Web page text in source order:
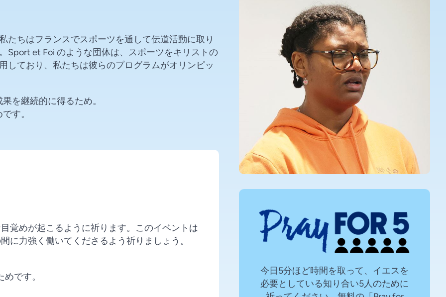
たちはフランスでスポーツを通して伝道活動に取り
Sport et Foi のような団体は、スポーツをキリストの
しており、私たちは彼らのプログラムがオリンピッ
を継続的に得るため。
す。
覚めが起こるように祈ります。このイベントは
に力強く働いてくださるよう祈りましょう。
です。
今日5分ほど時間を取って、イエスを
必要としている知り合い5人のために